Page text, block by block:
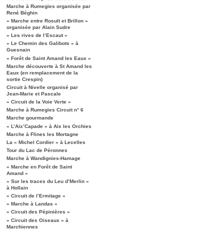
Marche à Rumegies organisée par
René Béghin
« Marche entre Rosult et Brillon »
organisée par Alain Sudre
« Les rives de l’Escaut »
« Le Chemin des Galibots » à
Guesnain
« Forêt de Saint Amand les Eaux »
Marche découverte à St Amand les
Eaux (en remplacement de la
sortie Crespin)
Circuit à Nivelle organisé par
Jean-Marie et Pascale
« Circuit de la Voie Verte »
Marche à Rumegies Circuit n° 6
Marche gourmande
« L’Aix’Capade » à Aix les Orchies
Marche à Flines les Mortagne
La « Michel Cordier » à Lecelles
Tour du Lac de Péronnes
Marche à Wandignies-Hamage
« Marche en Forêt de Saint
Amand »
« Sur les traces du Leu d’Merlin »
à Hollain
« Circuit de l’Ermitage »
« Marche à Landas »
« Circuit des Pépinières »
« Circuit des Oiseaux » à
Marchiennes